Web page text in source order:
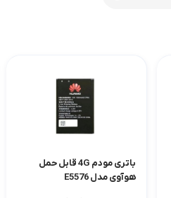
باتری مودم 4G قابل حمل
هوآوی مدل E5576